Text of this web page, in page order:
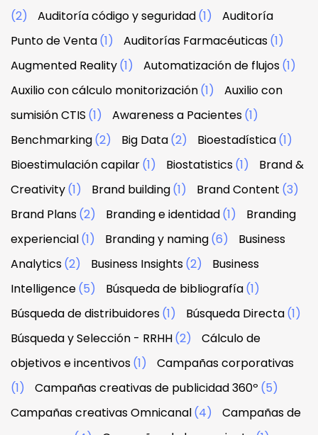
(2)
Auditoría código y seguridad(1)
Auditoría
Punto de Venta(1) Auditorías Farmacéuticas(1)
Augmented Reality(1) Automatización de flujos(1)
Auxilio con cálculo monitorización(1)
Auxilio con
sumisión CTIS (1) Awareness a Pacientes(1)
Benchmarking(2) Big Data(2) Bioestadística(1)
Bioestimulación capilar(1) Biostatistics(1)
Brand &
Creativity(1) Brand building(1) Brand Content (3)
Brand Plans(2) Branding e identidad(1)
Branding
experiencial(1) Branding y naming(6)
Business
Analytics(2) Business Insights(2)
Business
Intelligence(5) Búsqueda de bibliografía(1)
Búsqueda de distribuidores(1) Búsqueda Directa(1)
Búsqueda y Selección - RRHH(2)
Cálculo de
objetivos e incentivos(1)
Campañas corporativas
(1)
Campañas creativas de publicidad 360º (5)
Campañas creativas Omnicanal(4)
Campañas de